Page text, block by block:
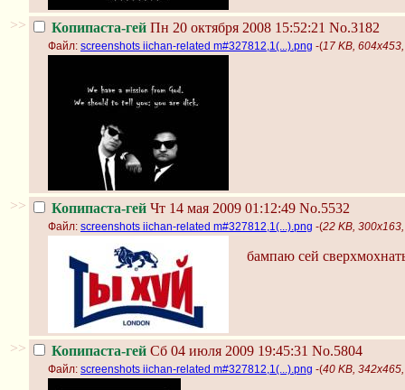
>> Копипаста-гей Пн 20 октября 2008 15:52:21 No.3182
Файл: screenshots iichan-related m#327812,1(...).png -(17 KB,
>> Копипаста-гей Чт 14 мая 2009 01:12:49 No.5532
Файл: screenshots iichan-related m#327812,1(...).png -(22 KB,
бампаю сей
>> Копипаста-гей Сб 04 июля 2009 19:45:31 No.5804
Файл: screenshots iichan-related m#327812,1(...).png -(40 KB,